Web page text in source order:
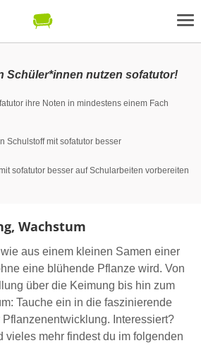
Schüler*innen nutzen sofatutor!
ihre Noten in mindestens einem Fach
Schulstoff mit sofatutor besser
sofatutor besser auf Schularbeiten vorbereiten
Wachstum
wie aus einem kleinen Samen einer
eine blühende Pflanze wird. Von
über die Keimung bis hin zum
Tauche ein in die faszinierende
Pflanzenentwicklung. Interessiert?
vieles mehr findest du im folgenden